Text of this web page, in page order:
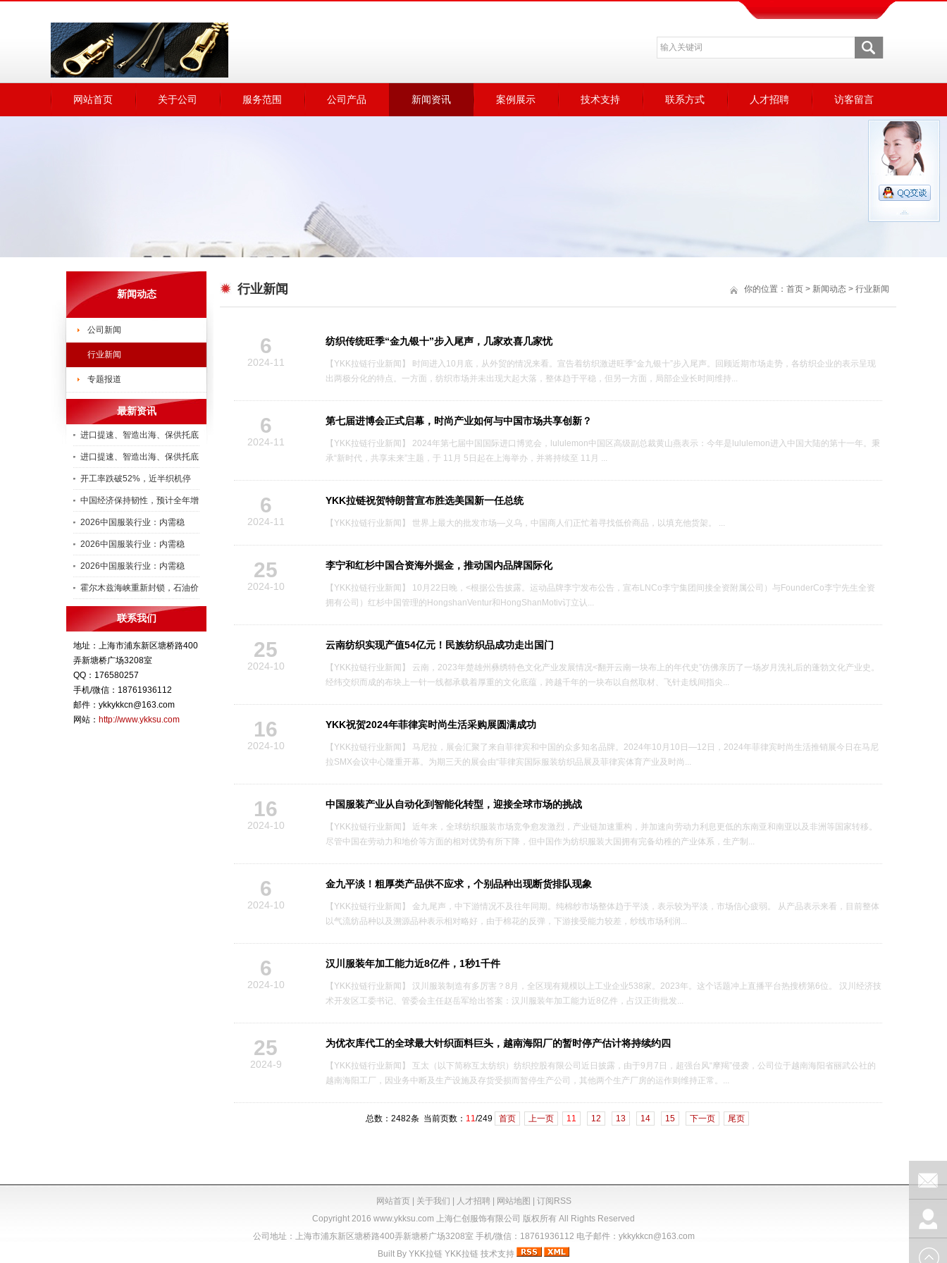
网站首页 关于公司 服务范围 公司产品 新闻资讯 案例展示 技术支持 联系方式 人才招聘 访客留言
1
新闻动态
公司新闻
行业新闻
专题报道
最新资讯
进口提速、智造出海、保供托底
进口提速、智造出海、保供托底
开工率跌破52%，近半织机停
中国经济保持韧性，预计全年增
2026中国服装行业：内需稳
2026中国服装行业：内需稳
2026中国服装行业：内需稳
霍尔木兹海峡重新封锁，石油价
联系我们
地址：上海市浦东新区塘桥路400
弄新塘桥广场3208室
QQ：176580257
手机/微信：18761936112
邮件：ykkykkcn@163.com
网站： http://www.ykksu.com
行业新闻 你的位置： 首页 > 新闻动态 > 行业新闻
6
2024-11
纺织传统旺季“金九银十”步入尾声，几家欢喜几家忧
【YKK拉链行业新闻】 时间进入10月底，从外贸的情况来看。宣告着纺织激进旺季“金九银十”步入尾声。回顾近期市场走势，各纺织企业的表示呈现
出两极分化的特点。一方面，纺织市场并未出现大起大落，整体趋于平稳，但另一方面，局部企业长时间维持...
6
2024-11
第七届进博会正式启幕，时尚产业如何与中国市场共享创新？
【YKK拉链行业新闻】 2024年第七届中国国际进口博览会，lululemon中国区高级副总裁黄山燕表示：今年是lululemon进入中国大陆的第十一年。秉
承“新时代，共享未来”主题，于 11月 5日起在上海举办，并将持续至 11月 ...
6
2024-11
YKK拉链祝贺特朗普宣布胜选美国新一任总统
【YKK拉链行业新闻】 世界上最大的批发市场—义乌，中国商人们正忙着寻找低价商品，以填充他货架。 ...
25
2024-10
李宁和红杉中国合资海外掘金，推动国内品牌国际化
【YKK拉链行业新闻】 10月22日晚，<根据公告披露。运动品牌李宁发布公告，宣布LNCo李宁集团间接全资附属公司）与FounderCo李宁先生全资
拥有公司）红杉中国管理的HongshanVentur和HongShanMotiv订立认...
25
2024-10
云南纺织实现产值54亿元！民族纺织品成功走出国门
【YKK拉链行业新闻】 云南，2023年楚雄州彝绣特色文化产业发展情况<翻开云南一块布上的年代史”仿佛亲历了一场岁月洗礼后的蓬勃文化产业史。
经纬交织而成的布块上一针一线都承载着厚重的文化底蕴，跨越千年的一块布以自然取材、飞针走线间指尖...
16
2024-10
YKK祝贺2024年菲律宾时尚生活采购展圆满成功
【YKK拉链行业新闻】 马尼拉，展会汇聚了来自菲律宾和中国的众多知名品牌。2024年10月10日—12日，2024年菲律宾时尚生活推销展今日在马尼
拉SMX会议中心隆重开幕。为期三天的展会由“菲律宾国际服装纺织品展及菲律宾体育产业及时尚...
16
2024-10
中国服装产业从自动化到智能化转型，迎接全球市场的挑战
【YKK拉链行业新闻】 近年来，全球纺织服装市场竞争愈发激烈，产业链加速重构，并加速向劳动力利息更低的东南亚和南亚以及非洲等国家转移。
尽管中国在劳动力和地价等方面的相对优势有所下降，但中国作为纺织服装大国拥有完备幼稚的产业体系，生产制...
6
2024-10
金九平淡！粗厚类产品供不应求，个别品种出现断货排队现象
【YKK拉链行业新闻】 金九尾声，中下游情况不及往年同期。纯棉纱市场整体趋于平淡，表示较为平淡，市场信心疲弱。 从产品表示来看，目前整体
以气流纺品种以及溯源品种表示相对略好，由于棉花的反弹，下游接受能力较差，纱线市场利润...
6
2024-10
汉川服装年加工能力近8亿件，1秒1千件
【YKK拉链行业新闻】 汉川服装制造有多厉害？8月，全区现有规模以上工业企业538家。2023年。这个话题冲上直播平台热搜榜第6位。 汉川经济技
术开发区工委书记、管委会主任赵岳军给出答案：汉川服装年加工能力近8亿件，占汉正街批发...
25
2024-9
为优衣库代工的全球最大针织面料巨头，越南海阳厂的暂时停产估计将持续约四
【YKK拉链行业新闻】 互太（以下简称互太纺织）纺织控股有限公司近日披露，由于9月7日，超强台风“摩羯”侵袭，公司位于越南海阳省丽武公社的
越南海阳工厂，因业务中断及生产设施及存货受损而暂停生产公司，其他两个生产厂房的运作则维持正常。...
总数：2482条 当前页数： 11/249 首页 上一页 11 12 13 14 15 下一页 尾页
网站首页| 关于我们 人才招聘| 网站地图
订阅RSS
Copyright 2016 www.ykksu.com 上海仁创服饰有限公司 版权所有 All Rights Reserved
公司地址：上海市浦东新区塘桥路400弄新塘桥广场3208室 手机/微信：18761936112 电子邮件：ykkykkcn@163.com
Built By YKK拉链 YKK拉链 技术支持
在线留
言
联系我